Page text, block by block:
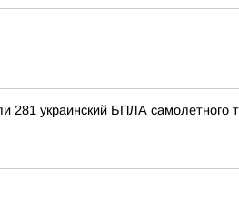
281 украинский БПЛА самолетного